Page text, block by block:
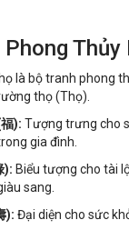
là bộ tranh phong
thọ (Thọ).
): Tượng trưng cho
gia đình.
): Biểu tượng cho tài
sang.
): Đại diện cho sức